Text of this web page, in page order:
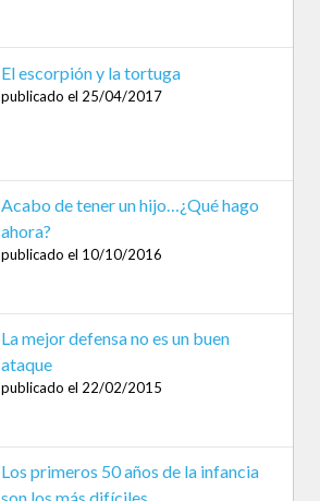
El escorpión y la tortuga
publicado el 25/04/2017
Acabo de tener un hijo…¿Qué hago
ahora?
publicado el 10/10/2016
La mejor defensa no es un buen
ataque
publicado el 22/02/2015
Los primeros 50 años de la infancia